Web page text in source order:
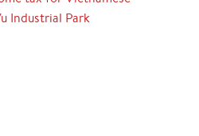
Industrial Park